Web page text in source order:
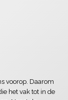
voorop. Daarom
het vak tot in de